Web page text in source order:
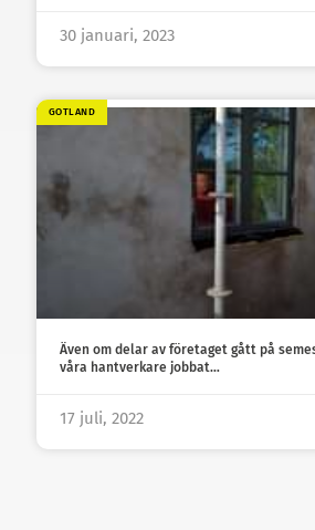
30 januari, 2023
GOTLAND
Även om delar av företaget gått på
våra hantverkare jobbat…
17 juli, 2022